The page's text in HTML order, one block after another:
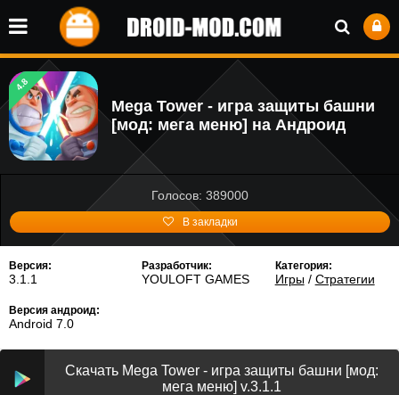
4.8
Mega Tower - игра защиты башни
[мод: мега меню] на Андроид
Голосов: 389000
В закладки
Версия:
3.1.1
Разработчик:
YOULOFT GAMES
Категория:
Игры/ Стратегии
Версия андроид:
Android 7.0
Скачать Mega Tower - игра защиты башни [мод:
мега меню] v.3.1.1